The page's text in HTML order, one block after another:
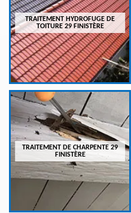
TRAITEMENT HYDROFUGE DE
TOITURE 29 FINISTÈRE
TRAITEMENT DE CHARPENTE 29
FINISTÈRE